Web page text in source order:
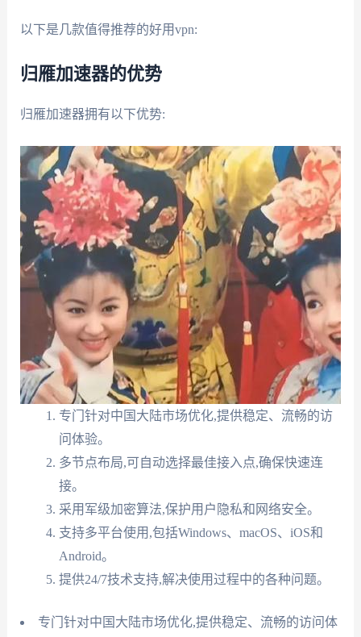
以下是几款值得推荐的好用vpn:
归雁加速器的优势
归雁加速器拥有以下优势:
专门针对中国大陆市场优化,提供稳定、流畅的访
问体验。
多节点布局,可自动选择最佳接入点,确保快速连
接。
采用军级加密算法,保护用户隐私和网络安全。
支持多平台使用,包括Windows、macOS、iOS和
Android。
提供24/7技术支持,解决使用过程中的各种问题。
专门针对中国大陆市场优化,提供稳定、流畅的访问体